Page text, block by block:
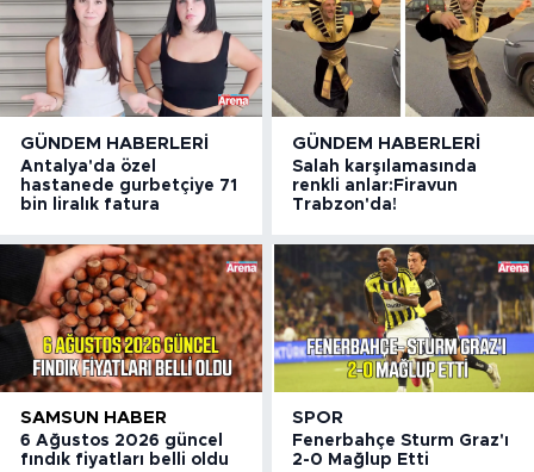
GÜNDEM HABERLERI
Antalya'da özel
hastanede gurbetçiye 71
bin liralık fatura
GÜNDEM HABERLERI
Salah karşılamasında
renkli anlar:Firavun
Trabzon'da!
SAMSUN HABER
6 Ağustos 2026 güncel
fındık fiyatları belli oldu
SPOR
Fenerbahçe Sturm Graz'ı
2-0 Mağlup Etti